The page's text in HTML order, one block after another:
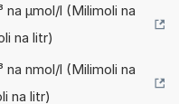
na µmol/l (Milimoli na
na litr)
na nmol/l (Milimoli na
na litr)